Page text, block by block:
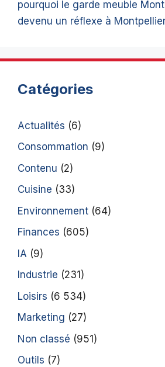
pourquoi le garde meuble
devenu un réflexe à
Catégories
Actualités (6)
Consommation (9)
Contenu (2)
Cuisine (33)
Environnement (64)
Finances (605)
IA (9)
Industrie (231)
Loisirs (6 534)
Marketing (27)
Non classé (951)
Outils (7)